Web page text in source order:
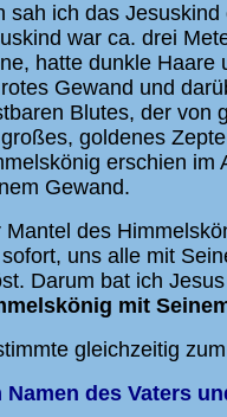
sah ich das
war ca. drei
hatte dunkle Haare
Gewand und
Blutes, der von
goldenes
erschien im
Gewand.
Mantel des
uns alle mit
Darum bat ich
mit
gleichzeitig
Namen des Vaters